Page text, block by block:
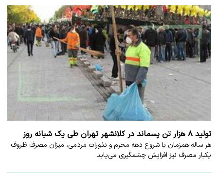
تولید ۸ هزار تن پسماند در کلانشهر تهران طی یک شبانه روز
هر ساله همزمان با شروع دهه محرم و نذورات مردمی، میزان مصرف ظروف
یکبار مصرف نیز افزایش چشمگیری می‌یابد